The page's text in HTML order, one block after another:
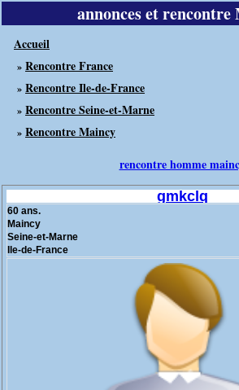
annonces et rencontre
Accueil
» Rencontre France
» Rencontre Ile-de-France
» Rencontre Seine-et-Marne
» Rencontre Maincy
rencontre homme
gmkclq
60 ans.
Maincy
Seine-et-Marne
Ile-de-France